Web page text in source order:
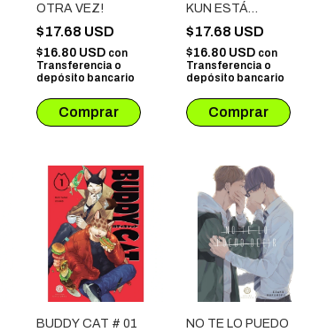
OTRA VEZ!
$17.68 USD
$16.80 USD con
Transferencia o
depósito bancario
KUN ESTÁ
ENAMORADO # 01
$17.68 USD
$16.80 USD con
Transferencia o
depósito bancario
BUDDY CAT # 01
NO TE LO PUEDO